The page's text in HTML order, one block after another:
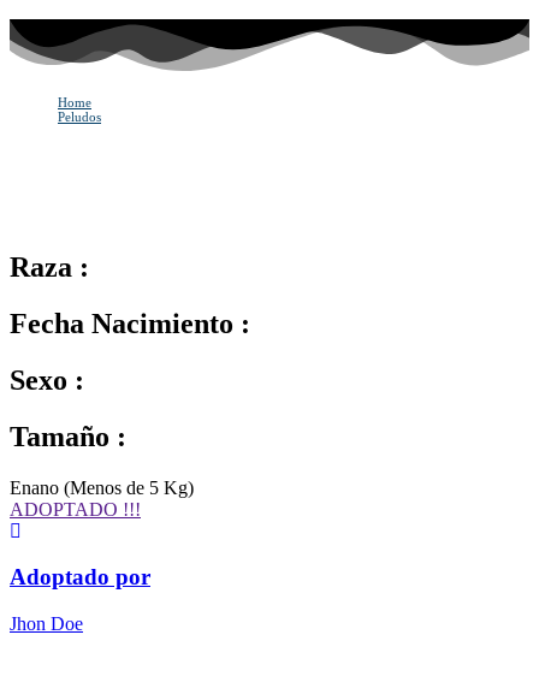
Home
Peludos
Raza :
Fecha Nacimiento :
Sexo :
Tamaño :
Enano (Menos de 5 Kg)
ADOPTADO !!!
Adoptado por
Jhon Doe